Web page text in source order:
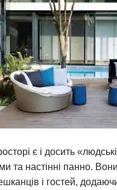
є і досить
та настінні панно.
і гостей, додаючи